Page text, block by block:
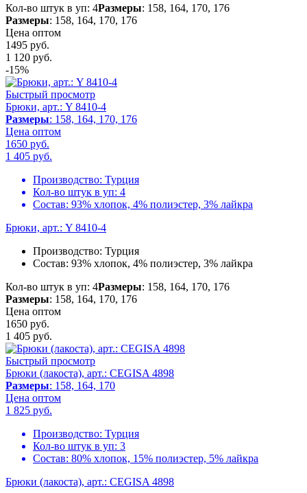
Кол-во штук в уп: 4Размеры: 158, 164, 170, 176
Размеры: 158, 164, 170, 176
Цена оптом
1495 руб.
1 120 руб.
-15%
Быстрый просмотр
Брюки, арт.: Y 8410-4
Размеры: 158, 164, 170, 176
Цена оптом
1650 руб.
1 405 руб.
Производство: Турция
Кол-во штук в уп: 4
Состав: 93% хлопок, 4% полиэстер, 3% лайкра
Брюки, арт.: Y 8410-4
Производство: Турция
Состав: 93% хлопок, 4% полиэстер, 3% лайкра
Кол-во штук в уп: 4Размеры: 158, 164, 170, 176
Размеры: 158, 164, 170, 176
Цена оптом
1650 руб.
1 405 руб.
Быстрый просмотр
Брюки (лакоста), арт.: CEGISA 4898
Размеры: 158, 164, 170
Цена оптом
1 825 руб.
Производство: Турция
Кол-во штук в уп: 3
Состав: 80% хлопок, 15% полиэстер, 5% лайкра
Брюки (лакоста), арт.: CEGISA 4898